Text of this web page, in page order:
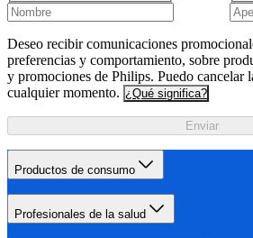
Deseo recibir comunicaciones
preferencias y comportamiento, sobre
y promociones de Philips. Puedo cancelar
cualquier momento. ¿Qué significa?
Enviar
Productos de consumo
Profesionales de la salud